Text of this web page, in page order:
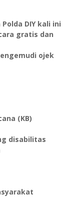
DIY kali ini
gratis dan
ojek
(KB)
disabilitas